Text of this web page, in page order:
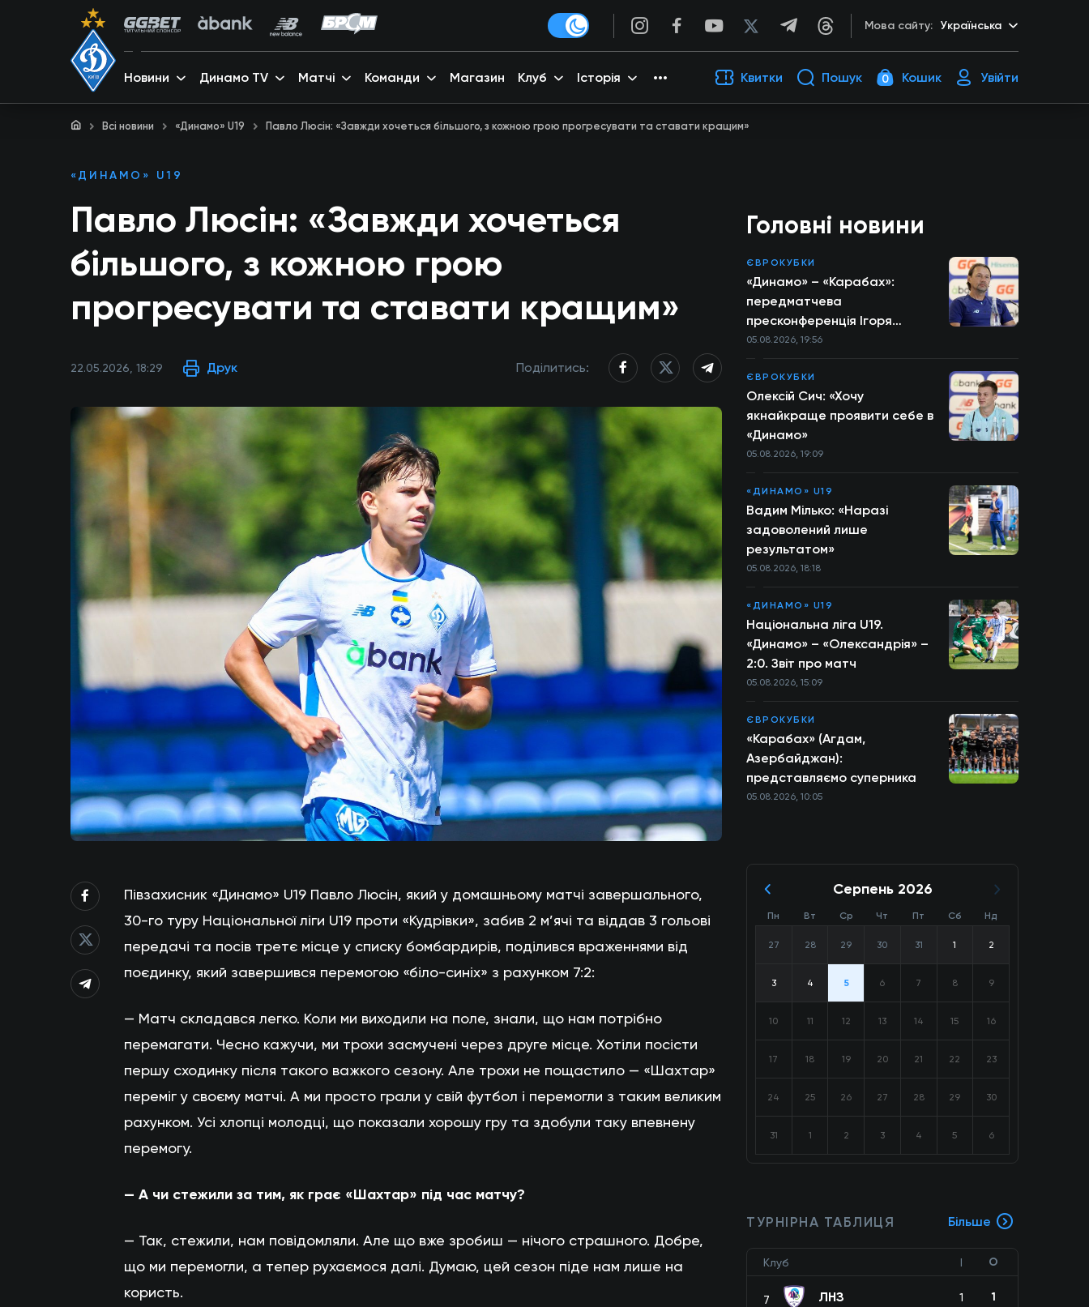
Мова сайту: Українська
Новини Динамо TV Матчі Команди Магазин Клуб Історія Квитки Пошук 0 Кошик Увійти
Всі новини «Динамо» U19 Павло Люсін: «Завжди хочеться більшого, з кожною грою прогресувати та ставати кращим»
«ДИНАМО» U19
Павло Люсін: «Завжди хочеться
більшого, з кожною грою
прогресувати та ставати кращим»
22.05.2026, 18:29 Друк Поділитись:
Півзахисник «Динамо» U19 Павло Люсін, який у домашньому матчі завершального,
30-го туру Національної ліги U19 проти «Кудрівки», забив 2 м’ячі та віддав 3 гольові
передачі та посів третє місце у списку бомбардирів, поділився враженнями від
поєдинку, який завершився перемогою «біло-синіх» з рахунком 7:2:
— Матч складався легко. Коли ми виходили на поле, знали, що нам потрібно
перемагати. Чесно кажучи, ми трохи засмучені через друге місце. Хотіли посісти
першу сходинку після такого важкого сезону. Але трохи не пощастило — «Шахтар»
переміг у своєму матчі. А ми просто грали у свій футбол і перемогли з таким великим
рахунком. Усі хлопці молодці, що показали хорошу гру та здобули таку впевнену
перемогу.
— А чи стежили за тим, як грає «Шахтар» під час матчу?
— Так, стежили, нам повідомляли. Але що вже зробиш — нічого страшного. Добре,
що ми перемогли, а тепер рухаємося далі. Думаю, цей сезон піде нам лише на
користь.
Головні новини
ЄВРОКУБКИ
«Динамо» – «Карабах»:
передматчева
пресконференція Ігоря
Костюка
05.08.2026, 19:56
ЄВРОКУБКИ
Олексій Сич: «Хочу
якнайкраще проявити себе в
«Динамо»
05.08.2026, 19:09
«ДИНАМО» U19
Вадим Мілько: «Наразі
задоволений лише
результатом»
05.08.2026, 18:18
«ДИНАМО» U19
Національна ліга U19.
«Динамо» – «Олександрія» –
2:0. Звіт про матч
05.08.2026, 15:09
ЄВРОКУБКИ
«Карабах» (Агдам,
Азербайджан):
представляємо суперника
05.08.2026, 10:05
Серпень 2026
Пн Вт Ср Чт Пт Сб Нд
27 28 29 30 31 1 2
3 4 5 6 7 8 9
10 11 12 13 14 15 16
17 18 19 20 21 22 23
24 25 26 27 28 29 30
31 1 2 3 4 5 6
ТУРНІРНА ТАБЛИЦЯ Більше
Клуб І О
7 ЛНЗ 1 1